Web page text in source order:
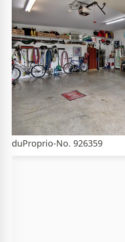
duProprio-No. 926359